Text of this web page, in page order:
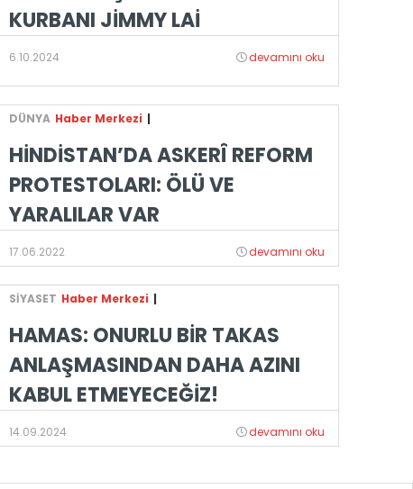
KURBANI JİMMY LAİ
6.10.2024 devamını oku
DÜNYA Haber Merkezi |
HİNDİSTAN’DA ASKERÎ REFORM
PROTESTOLARI: ÖLÜ VE
YARALILAR VAR
17.06.2022 devamını oku
SİYASET Haber Merkezi |
HAMAS: ONURLU BİR TAKAS
ANLAŞMASINDAN DAHA AZINI
KABUL ETMEYECEĞİZ!
14.09.2024 devamını oku